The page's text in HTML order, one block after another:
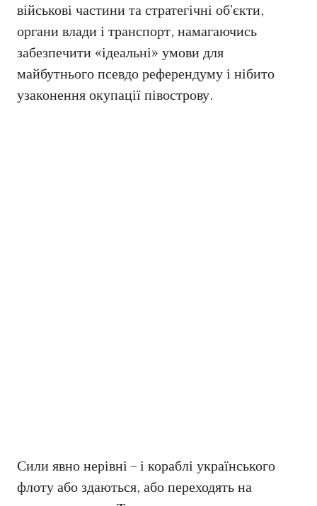
військові частини та стратегічні об’єкти,
органи влади і транспорт, намагаючись
забезпечити «ідеальні» умови для
майбутнього псевдо референдуму і нібито
узаконення окупації півострову.
Сили явно нерівні – і кораблі українського
флоту або здаються, або переходять на